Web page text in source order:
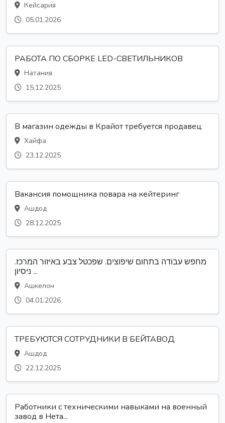
Кейсария
05.01.2026
РАБОТА ПО СБОРКЕ LED-СВЕТИЛЬНИКОВ
Натания
15.12.2025
В магазин одежды в Крайот требуется продавец
Хайфа
23.12.2025
Вакансия помощника повара на кейтеринг
Ашдод
28.12.2025
מחפש עבודה בתחום שיפוצים. שפכטל צבע באיזור המרכז.
ניסיון ...
Ашкелон
04.01.2026
ТРЕБУЮТСЯ СОТРУДНИКИ В БЕЙТАВОД
Ашдод
22.12.2025
Работники с техническими навыками на военный
завод в Нета...